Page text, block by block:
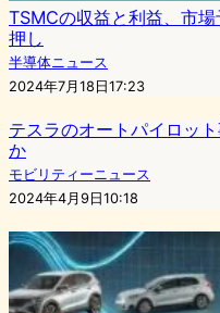
TSMCの収益と利益、市
押し
半導体ニュース
2024年7月18日17:23
テスラのオートパイロッ
か
モビリティーニュース
2024年4月9日10:18